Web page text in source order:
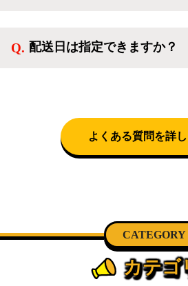
神奈川・千葉)において自社配
配送日は指定できますか？
話にて日時決定に関するご連絡
よくある質問を詳
CATEGORY
カテゴ